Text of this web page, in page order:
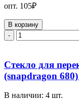
опт. 105₽
В корзину
-
Стекло для
(snapdragon
В наличии: 4 шт.